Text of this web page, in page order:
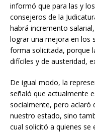
informó que para las y
consejeros de la
habrá incremento
lograr una mejora en los
forma solicitada, porque
difíciles y de austeridad,
De igual modo, la
señaló que actualmente
socialmente, pero aclaró
nuestro estado, sino
cual solicitó a quienes se